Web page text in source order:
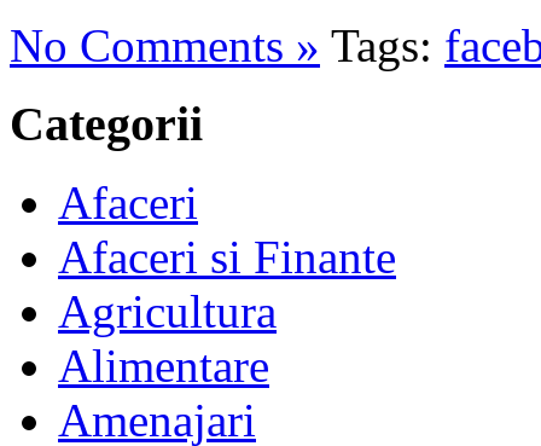
No Comments » Tags:
Categorii
Afaceri
Afaceri si Finante
Agricultura
Alimentare
Amenajari